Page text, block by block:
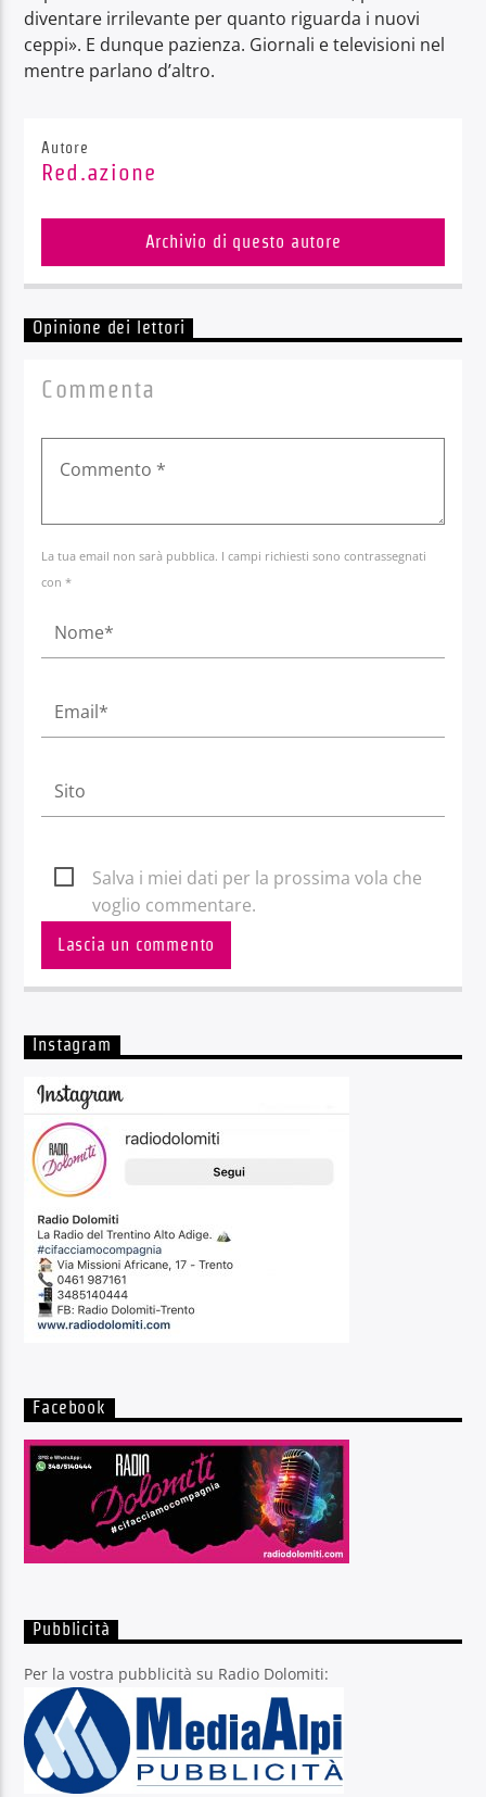
diventare irrilevante per quanto riguarda i nuovi
ceppi». E dunque pazienza. Giornali e televisioni nel
mentre parlano d’altro.
Autore
Red.azione
Archivio di questo autore
Opinione dei lettori
Commenta
La tua email non sarà pubblica. I campi richiesti sono contrassegnati
con *
Salva i miei dati per la prossima vola che
voglio commentare.
Instagram
Facebook
Pubblicità
Per la vostra pubblicità su Radio Dolomiti: